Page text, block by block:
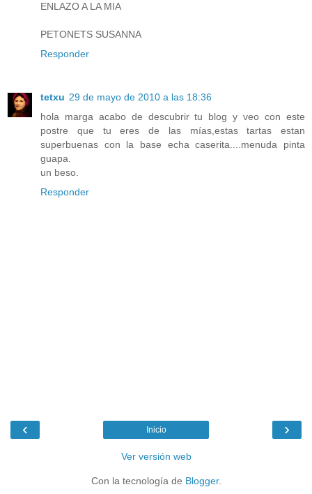
ENLAZO A LA MIA
PETONETS SUSANNA
Responder
tetxu 29 de mayo de 2010 a las 18:36
hola marga acabo de descubrir tu blog y veo con este
postre que tu eres de las mías,estas tartas estan
superbuenas con la base echa caserita....menuda pinta
guapa.
un beso.
Responder
‹ ›
Inicio
Ver versión web
Con la tecnología de Blogger.